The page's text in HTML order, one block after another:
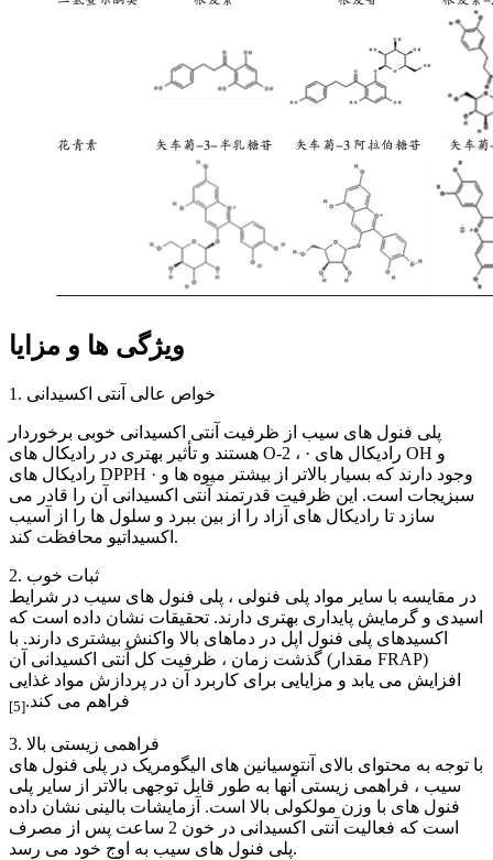
ویژگی ها و مزایا
1. خواص عالی آنتی اکسیدانی
پلی فنول های سیب از ظرفیت آنتی اکسیدانی خوبی برخوردار
هستند و تأثیر بهتری در رادیکال های O-2 ، · رادیکال های OH و
رادیکال های DPPH · وجود دارند که بسیار بالاتر از بیشتر میوه ها و
سبزیجات است. این ظرفیت قدرتمند آنتی اکسیدانی آن را قادر می
سازد تا رادیکال های آزاد را از بین ببرد و سلول ها را از آسیب
اکسیداتیو محافظت کند.
2. ثبات خوب
در مقایسه با سایر مواد پلی فنولی ، پلی فنول های سیب در شرایط
اسیدی و گرمایش پایداری بهتری دارند. تحقیقات نشان داده است که
اکسیدهای پلی فنول اپل در دماهای بالا واکنش بیشتری دارند. با
گذشت زمان ، ظرفیت کل آنتی اکسیدانی آن (مقدار FRAP)
افزایش می یابد و مزایایی برای کاربرد آن در پردازش مواد غذایی
فراهم می کند.[5]
3. فراهمی زیستی بالا
با توجه به محتوای بالای آنتوسیانین های الیگومریک در پلی فنول های
سیب ، فراهمی زیستی آنها به طور قابل توجهی بالاتر از سایر پلی
فنول های با وزن مولکولی بالا است. آزمایشات بالینی نشان داده
است که فعالیت آنتی اکسیدانی در خون 2 ساعت پس از مصرف
پلی فنول های سیب به اوج خود می رسد.